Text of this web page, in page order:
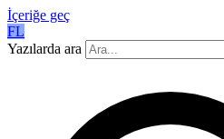
İçeriğe geç
FL
Yazılarda ara